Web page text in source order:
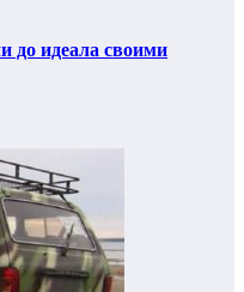
до идеала своими